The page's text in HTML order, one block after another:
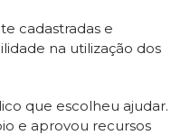
cadastradas e
na utilização dos
que escolheu ajudar.
e aprovou recursos